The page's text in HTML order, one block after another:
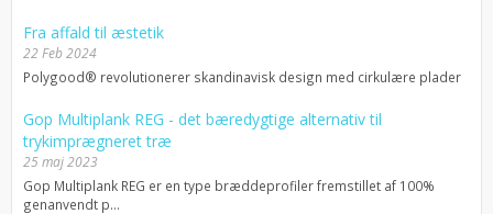
Fra affald til æstetik
22 Feb 2024
Polygood® revolutionerer skandinavisk design med cirkulære plader
Gop Multiplank REG - det bæredygtige alternativ til
trykimprægneret træ
25 maj 2023
Gop Multiplank REG er en type bræddeprofiler fremstillet af 100%
genanvendt p...